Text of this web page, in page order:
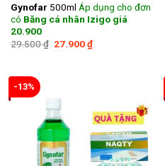
Gynofar 500ml Áp dụng cho đơn
có Băng cá nhân Izigo giá
20.900
29.500₫ Giá
27.900₫Giá
hiện
-13%